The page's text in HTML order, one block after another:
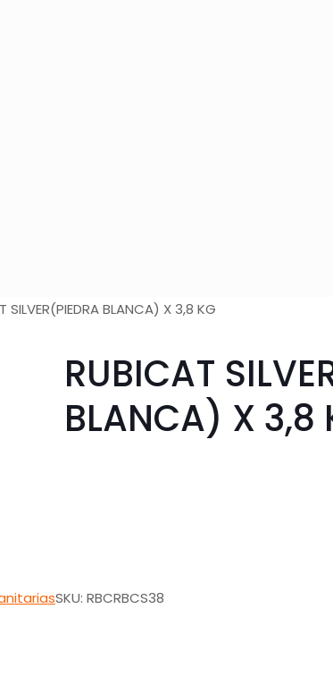
SILVER(PIEDRA BLANCA) X 3,8 KG
RUBICAT
BLANCA) X 3,8
SKU: RBCRBCS38